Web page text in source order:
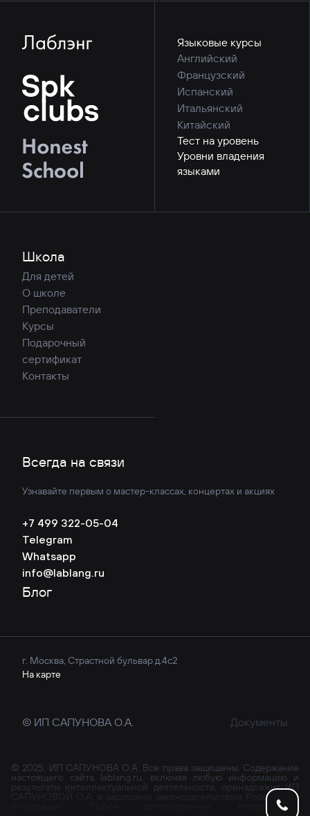
Языковые курсы
Английский
Французский
Испанский
Итальянский
Китайский
Тест на уровень
Уровни владения
языками
Школа
Для детей
О школе
Преподаватели
Курсы
Подарочный
сертификат
Контакты
Всегда на связи
Узнавайте первым о мастер-классах, концертах и акциях
+7 499 322-05-04
Telegram
Whatsapp
info@lablang.ru
Блог
г. Москва, Страстной бульвар д.4с2
На карте
© ИП САПУНОВА О.А. Документы
© 2025. ИП САПУНОВА О.А. Все права защищены. Содержание
настоящего сайта lablang.ru, включая любую информацию и
результаты интеллектуальной деятельности, принадлежит ИП
САПУНОВОЙ О.А. и защищено законодательством Российской
Федерации. Любое использование, копирование,